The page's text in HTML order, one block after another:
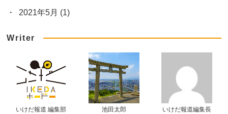
2021年5月 (1)
Writer
いけだ報道 編集部 池田太郎 いけだ報道編集長